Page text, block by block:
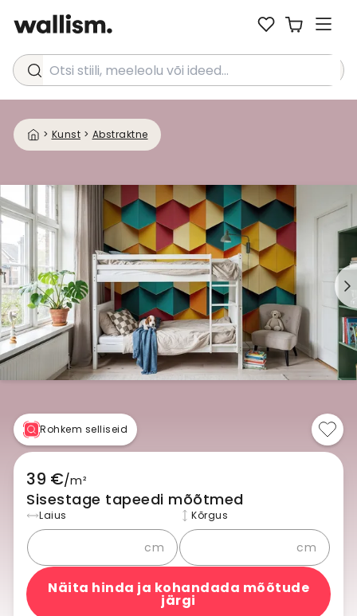
Otsi stiili, meeleolu või ideed...
> Kunst > Abstraktne
Rohkem selliseid
39 €/m²
Sisestage tapeedi mõõtmed
Laius
cm
Kõrgus
cm
Näita hinda ja kohandada mõõtude
järgi